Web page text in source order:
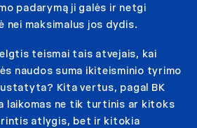
padarymą ji galės ir netgi
nei maksimalus jos dydis.
teismai tais atvejais, kai
naudos suma ikiteisminio tyrimo
Kita vertus, pagal BK
laikomas ne tik turtinis ar kitoks
atlygis, bet ir kitokia